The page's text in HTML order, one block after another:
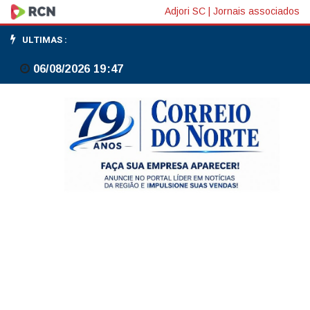
Dólar
sobe
0,54%
Adjori SC Jornais associados
ULTIMAS :
06/08/2026 19:47